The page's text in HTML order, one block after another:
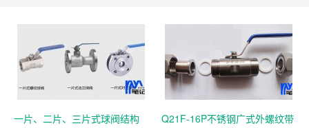
一片、二片、三片式球阀结构
Q21F-16P不锈钢广式外螺纹带